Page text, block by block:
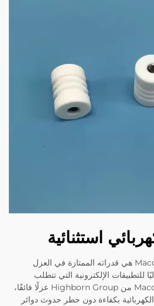
استثنائية
تُعد إحدى الميزات البارزة لـ Macor هي قدراته الممتازة في العزل
للتطبيقات الإلكترونية التي تتطلب
موثوقية عالية. توفر منتجات Macor من Highborn Group عزلًا فائقًا،
بكفاءة دون خطر حدوث دوائر